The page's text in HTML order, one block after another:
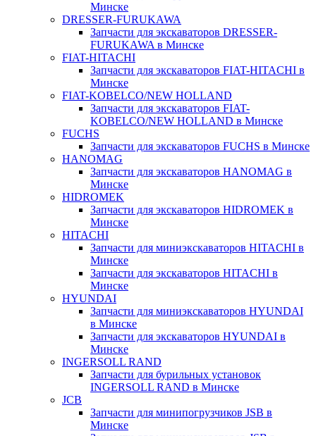
Минске
DRESSER-FURUKAWA
Запчасти для экскаваторов DRESSER-
FURUKAWA в Минске
FIAT-HITACHI
Запчасти для экскаваторов FIAT-HITACHI в
Минске
FIAT-KOBELCO/NEW HOLLAND
Запчасти для экскаваторов FIAT-
KOBELCO/NEW HOLLAND в Минске
FUCHS
Запчасти для экскаваторов FUCHS в Минске
HANOMAG
Запчасти для экскаваторов HANOMAG в
Минске
HIDROMEK
Запчасти для экскаваторов HIDROMEK в
Минске
HITACHI
Запчасти для миниэкскаваторов HITACHI в
Минске
Запчасти для экскаваторов HITACHI в
Минске
HYUNDAI
Запчасти для миниэкскаваторов HYUNDAI
в Минске
Запчасти для экскаваторов HYUNDAI в
Минске
INGERSOLL RAND
Запчасти для бурильных установок
INGERSOLL RAND в Минске
JCB
Запчасти для минипогрузчиков JSB в
Минске